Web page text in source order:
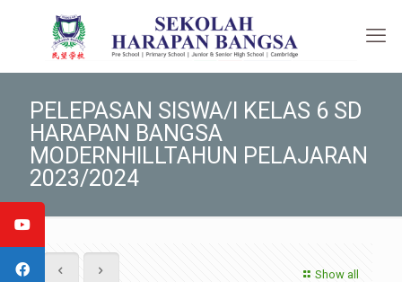
PELEPASAN SISWA/I KELAS 6 SD
HARAPAN BANGSA
MODERNHILLTAHUN PELAJARAN
2023/2024
Show all